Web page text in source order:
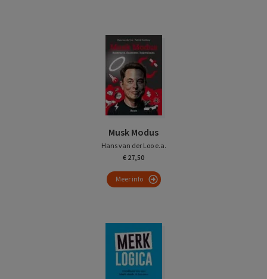
Musk Modus
Hans van der Loo e.a.
€ 27,50
Meer info